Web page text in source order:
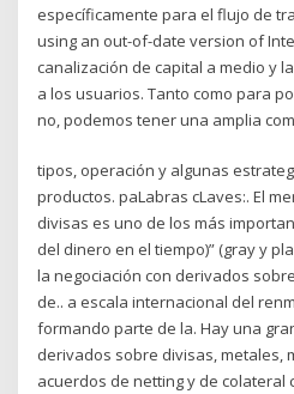
específicamente para el flujo de
using an out-of-date version of
canalización de capital a medio y
a los usuarios. Tanto como para
no, podemos tener una amplia
tipos, operación y algunas
productos. paLabras cLaves:. El
divisas es uno de los más
del dinero en el tiempo)” (gray y
la negociación con derivados
de.. a escala internacional del
formando parte de la. Hay una
derivados sobre divisas, metales,
acuerdos de netting y de